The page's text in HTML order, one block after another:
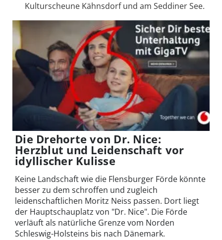
Kulturscheune Kähnsdorf und am Seddiner See.
Die Drehorte von Dr. Nice:
Herzblut und Leidenschaft vor
idyllischer Kulisse
Keine Landschaft wie die Flensburger Förde könnte
besser zu dem schroffen und zugleich
leidenschaftlichen Moritz Neiss passen. Dort liegt
der Hauptschauplatz von "Dr. Nice". Die Förde
verläuft als natürliche Grenze vom Norden
Schleswig-Holsteins bis nach Dänemark.